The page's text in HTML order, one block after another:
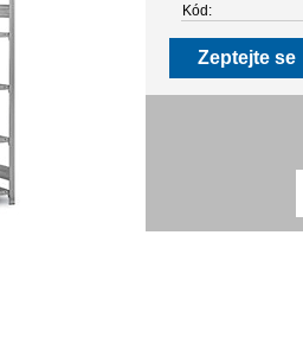
Kód:
Zeptejte se